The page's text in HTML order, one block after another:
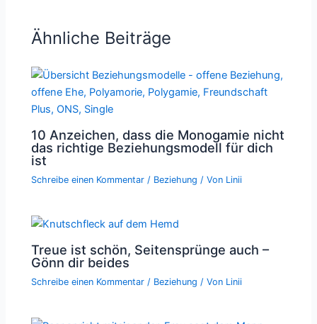
Ähnliche Beiträge
10 Anzeichen, dass die Monogamie nicht
das richtige Beziehungsmodell für dich
ist
Schreibe einen Kommentar / Beziehung / Von Linii
Treue ist schön, Seitensprünge auch –
Gönn dir beides
Schreibe einen Kommentar / Beziehung / Von Linii